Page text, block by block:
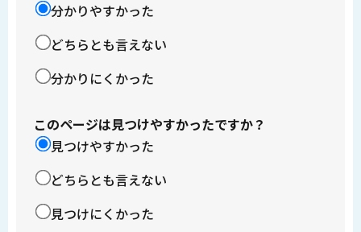
分かりやすかった
どちらとも言えない
分かりにくかった
このページは見つけやすかったですか？
見つけやすかった
どちらとも言えない
見つけにくかった